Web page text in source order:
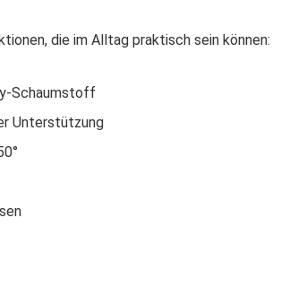
die im Alltag praktisch sein können:
Schaumstoff
Unterstützung